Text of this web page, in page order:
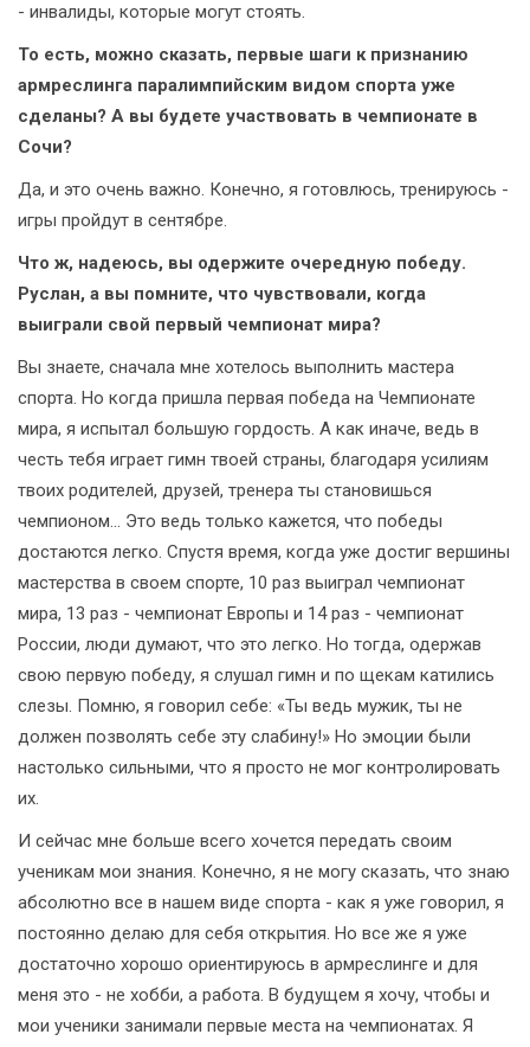
- инвалиды, которые могут стоять.
То есть, можно сказать, первые шаги к признанию
армреслинга паралимпийским видом спорта уже
сделаны? А вы будете участвовать в чемпионате в
Сочи?
Да, и это очень важно. Конечно, я готовлюсь, тренируюсь -
игры пройдут в сентябре.
Что ж, надеюсь, вы одержите очередную победу.
Руслан, а вы помните, что чувствовали, когда
выиграли свой первый чемпионат мира?
Вы знаете, сначала мне хотелось выполнить мастера
спорта. Но когда пришла первая победа на Чемпионате
мира, я испытал большую гордость. А как иначе, ведь в
честь тебя играет гимн твоей страны, благодаря усилиям
твоих родителей, друзей, тренера ты становишься
чемпионом... Это ведь только кажется, что победы
достаются легко. Спустя время, когда уже достиг вершины
мастерства в своем спорте, 10 раз выиграл чемпионат
мира, 13 раз - чемпионат Европы и 14 раз - чемпионат
России, люди думают, что это легко. Но тогда, одержав
свою первую победу, я слушал гимн и по щекам катились
слезы. Помню, я говорил себе: «Ты ведь мужик, ты не
должен позволять себе эту слабину!» Но эмоции были
настолько сильными, что я просто не мог контролировать
их.
И сейчас мне больше всего хочется передать своим
ученикам мои знания. Конечно, я не могу сказать, что знаю
абсолютно все в нашем виде спорта - как я уже говорил, я
постоянно делаю для себя открытия. Но все же я уже
достаточно хорошо ориентируюсь в армреслинге и для
меня это - не хобби, а работа. В будущем я хочу, чтобы и
мои ученики занимали первые места на чемпионатах. Я